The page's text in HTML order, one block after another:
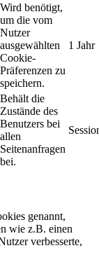
Wird benötigt,
um die vom
Nutzer
ausgewählten
Cookie-
Präferenzen zu
speichern.
1 Jahr
Behält die
Zustände des
Benutzers bei
allen
Seitenanfragen
bei.
genannt,
wie z.B. einen
verbesserte,